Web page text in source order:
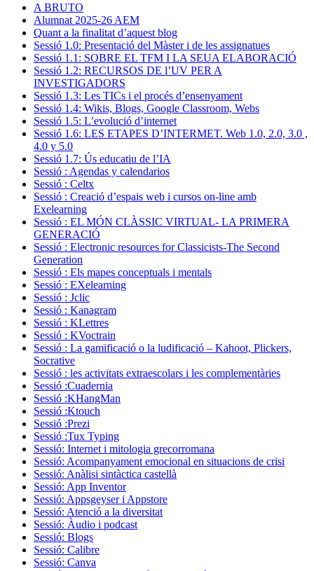
A BRUTO
Alumnat 2025-26 AEM
Quant a la finalitat d’aquest blog
Sessió 1.0: Presentació del Màster i de les assignatues
Sessió 1.1: SOBRE EL TFM I LA SEUA ELABORACIÓ
Sessió 1.2: RECURSOS DE l’UV PER A
INVESTIGADORS
Sessió 1.3: Les TICs i el procés d’ensenyament
Sessió 1.4: Wikis, Blogs, Google Classroom, Webs
Sessió 1.5: L’evolució d’internet
Sessió 1.6: LES ETAPES D’INTERMET. Web 1.0, 2.0, 3.0 ,
4.0 y 5.0
Sessió 1.7: Ús educatiu de l’IA
Sessió : Agendas y calendarios
Sessió : Celtx
Sessió : Creació d’espais web i cursos on-line amb
Exelearning
Sessió : EL MÓN CLÀSSIC VIRTUAL- LA PRIMERA
GENERACIÓ
Sessió : Electronic resources for Classicists-The Second
Generation
Sessió : Els mapes conceptuals i mentals
Sessió : EXelearning
Sessió : Jclic
Sessió : Kanagram
Sessió : KLettres
Sessió : KVoctrain
Sessió : La gamificació o la ludificació – Kahoot, Plickers,
Socrative
Sessió : les activitats extraescolars i les complementàries
Sessió :Cuadernia
Sessió :KHangMan
Sessió :Ktouch
Sessió :Prezi
Sessió :Tux Typing
Sessió: Internet i mitologia grecorromana
Sessió: Acompanyament emocional en situacions de crisi
Sessió: Anàlisi sintàctica castellà
Sessió: App Inventor
Sessió: Appsgeyser i Appstore
Sessió: Atenció a la diversitat
Sessió: Àudio i podcast
Sessió: Blogs
Sessió: Calibre
Sessió: Canva